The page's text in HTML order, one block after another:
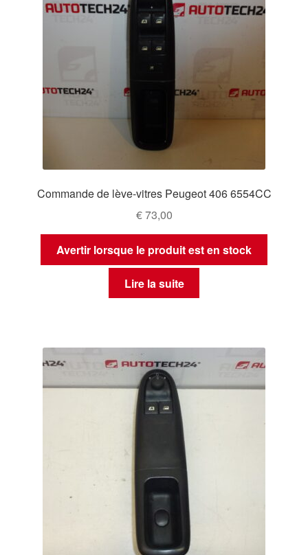
Commande de lève-vitres Peugeot 406 6554CC
€73,00
Avertir lorsque le produit est en stock
Lire la suite